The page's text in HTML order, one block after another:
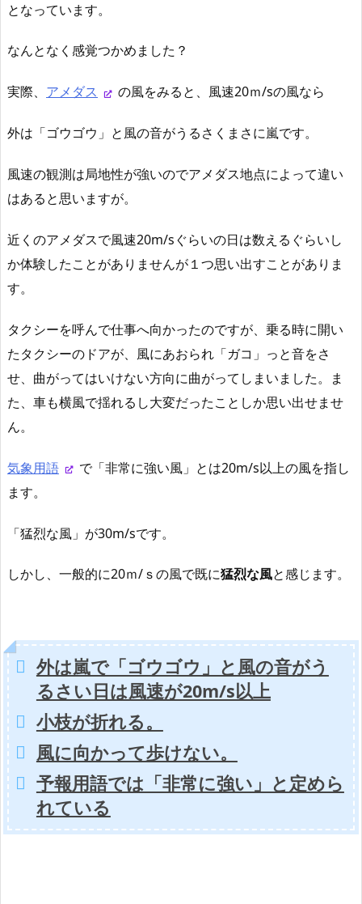
となっています。
なんとなく感覚つかめました？
実際、 アメダス の風をみると、風速20ｍ/sの風なら
外は「ゴウゴウ」と風の音がうるさくまさに嵐です。
風速の観測は局地性が強いのでアメダス地点によって違い
はあると思いますが。
近くのアメダスで風速20m/sぐらいの日は数えるぐらいし
か体験したことがありませんが１つ思い出すことがありま
す。
タクシーを呼んで仕事へ向かったのですが、乗る時に開い
たタクシーのドアが、風にあおられ「ガコ」っと音をさ
せ、曲がってはいけない方向に曲がってしまいました。ま
た、車も横風で揺れるし大変だったことしか思い出せませ
ん。
気象用語
で「非常に強い風」とは20m/s以上の風を指し
ます。
「猛烈な風」が30m/sです。
しかし、一般的に20ｍ/ｓの風で既に猛烈な風と感じます。
外は嵐で「ゴウゴウ」と風の音がう
るさい日は風速が20m/s以上
小枝が折れる。
風に向かって歩けない。
予報用語では「非常に強い」と定めら
れている